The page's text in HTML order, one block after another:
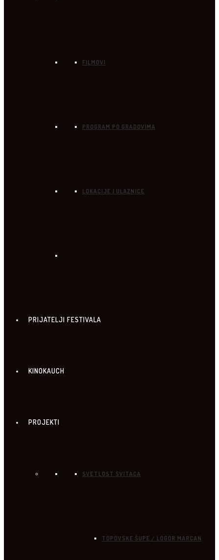
FILMOVI
PROGRAM PO GRADOVIMA
LOKACIJE I ULAZNICE
PRIJATELJI FESTIVALA
KINOKAUCH
PROJEKTI
SVETLOST SVITACA
TOPOVSKE ŠUPE / LOGOR MARCAN